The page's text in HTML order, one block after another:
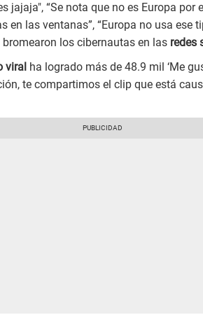
jajaja", “Se nota que no es Europa por
en las ventanas”, “Europa no usa ese
bromearon los cibernautas en las redes
viral ha logrado más de 48.9 mil ‘Me
te compartimos el clip que está